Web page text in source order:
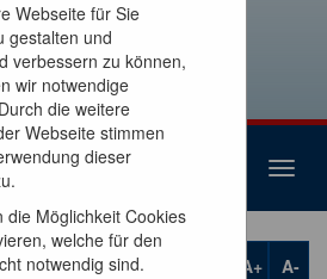
Webseite für Sie
gestalten und
verbessern zu können,
wir notwendige
die weitere
Webseite stimmen
dieser
die Möglichkeit Cookies
welche für den
notwendig sind.
A-
A+